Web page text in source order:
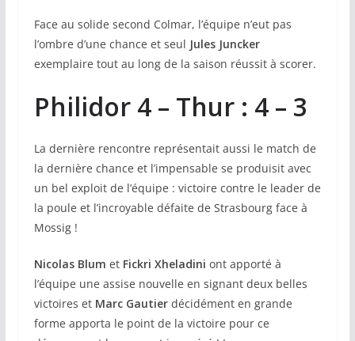
Face au solide second Colmar, l’équipe n’eut pas
l’ombre d’une chance et seul Jules Juncker
exemplaire tout au long de la saison réussit à scorer.
Philidor 4 – Thur : 4 – 3
La dernière rencontre représentait aussi le match de
la dernière chance et l’impensable se produisit avec
un bel exploit de l’équipe : victoire contre le leader de
la poule et l’incroyable défaite de Strasbourg face à
Mossig !
Nicolas Blum et Fickri Xheladini ont apporté à
l’équipe une assise nouvelle en signant deux belles
victoires et Marc Gautierdécidément en grande
forme apporta le point de la victoire pour ce